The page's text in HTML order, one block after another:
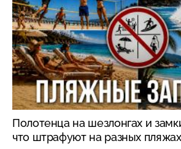
Полотенца на шезлонгах и
что штрафуют на разных